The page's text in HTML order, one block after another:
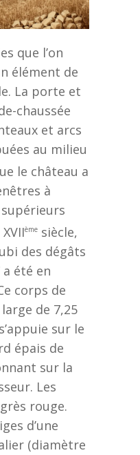
que l’on
élément de
La porte et
chaussée
et arcs
au milieu
le château a
à
ème siècle,
des dégâts
été en
corps de
de 7,25
sur le
épais de
sur la
Les
rouge.
d’une
(diamètre